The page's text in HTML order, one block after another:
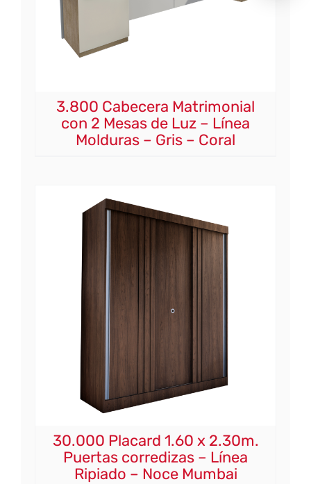
3.800 Cabecera Matrimonial
con 2 Mesas de Luz – Línea
Molduras – Gris – Coral
30.000 Placard 1.60 x 2.30m.
Puertas corredizas – Línea
Ripiado – Noce Mumbai